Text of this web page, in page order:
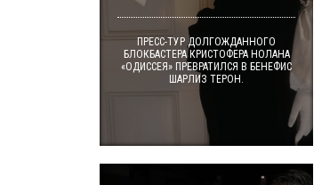
ПРЕСС-ТУР ДОЛГОЖДАННОГО
БЛОКБАСТЕРА КРИСТОФЕРА НОЛАНА
«ОДИССЕЯ» ПРЕВРАТИЛСЯ В БЕНЕФИС
ШАРЛИЗ ТЕРОН.